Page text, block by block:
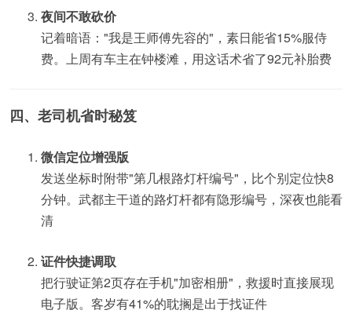
夜间不敢砍价
记着暗语："我是王师傅先容的"，素日能省15%服侍
费。上周有车主在钟楼滩，用这话术省了92元补胎费
四、老司机省时秘笈
微信定位增强版
发送坐标时附带"第几根路灯杆编号"，比个别定位快8
分钟。武都主干道的路灯杆都有隐形编号，深夜也能看
清
证件快捷调取
把行驶证第2页存在手机"加密相册"，救援时直接展现
电子版。客岁有41%的耽搁是出于找证件